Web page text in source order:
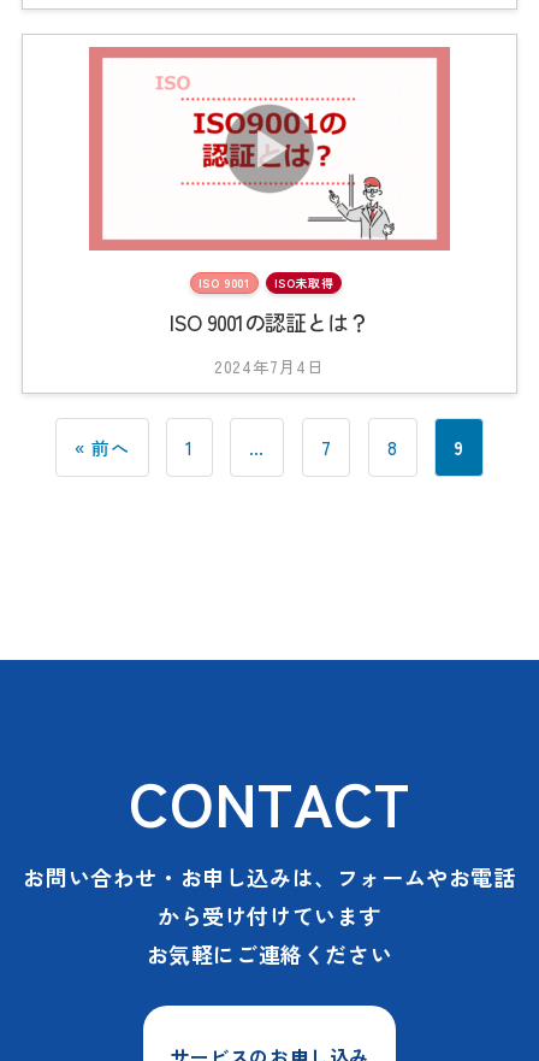
y
2
2
3
_
t
s
0
1
ISO 9001 ISO未取得
ISO 9001の認証とは？
2024年7月4日
y
2
0
2
1
« 前へ 1 … 7 8 9
CONTACT
お問い合わせ・お申し込みは、フォームやお電話
から受け付けています
お気軽にご連絡ください